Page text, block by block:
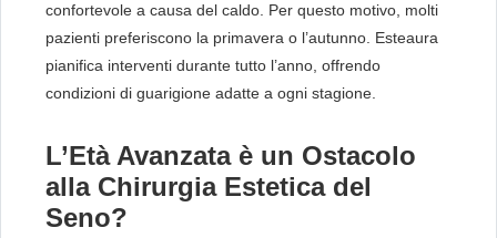
confortevole a causa del caldo. Per questo motivo, molti
pazienti preferiscono la primavera o l’autunno. Esteaura
pianifica interventi durante tutto l’anno, offrendo
condizioni di guarigione adatte a ogni stagione.
L’Età Avanzata è un Ostacolo
alla Chirurgia Estetica del
Seno?